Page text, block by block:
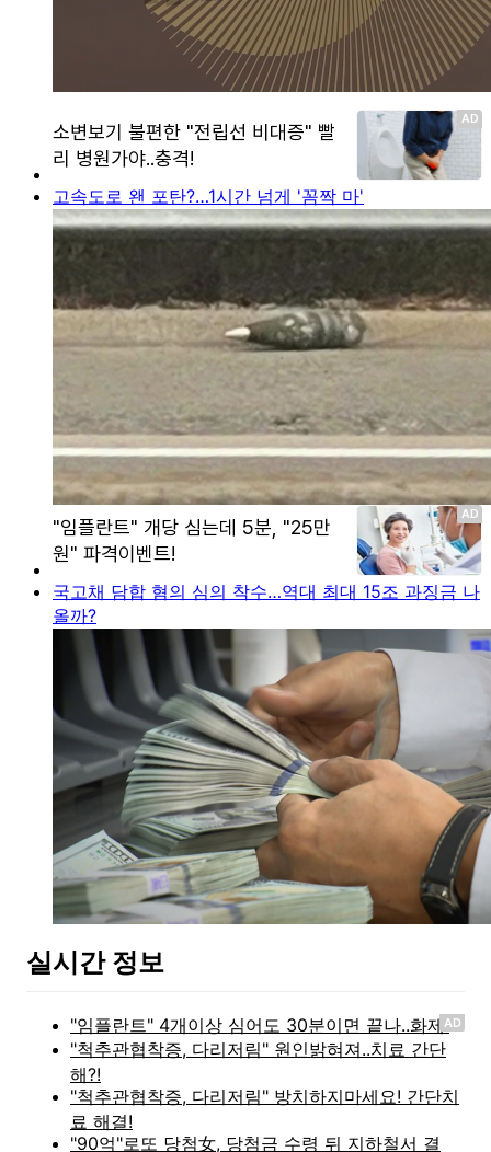
고속도로 왠 포탄?…1시간 넘게 '꼼짝 마'
국고채 담합 혐의 심의 착수…역대 최대 15조 과징금 나
올까?
실시간 정보
AD